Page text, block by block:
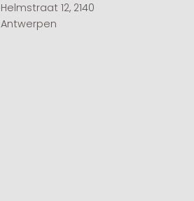
Helmstraat 12, 2140
Antwerpen